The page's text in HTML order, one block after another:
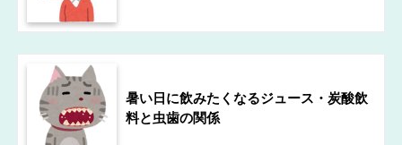
暑い日に飲みたくなるジュース・炭酸飲
料と虫歯の関係